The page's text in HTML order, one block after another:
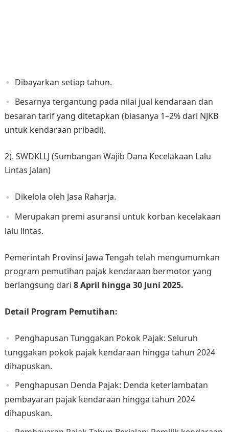
Dibayarkan setiap tahun.
Besarnya tergantung pada nilai jual kendaraan dan
besaran tarif yang ditetapkan (biasanya 1–2% dari NJKB
untuk kendaraan pribadi).
2). SWDKLLJ (Sumbangan Wajib Dana Kecelakaan Lalu
Lintas Jalan)
Dikelola oleh Jasa Raharja.
Merupakan premi asuransi untuk korban kecelakaan
lalu lintas.
​Pemerintah Provinsi Jawa Tengah telah mengumumkan
program pemutihan pajak kendaraan bermotor yang
berlangsung dari 8 April hingga 30 Juni 2025. ​
Detail Program Pemutihan:
Penghapusan Tunggakan Pokok Pajak: Seluruh
tunggakan pokok pajak kendaraan hingga tahun 2024
dihapuskan.​
Penghapusan Denda Pajak: Denda keterlambatan
pembayaran pajak kendaraan hingga tahun 2024
dihapuskan.​